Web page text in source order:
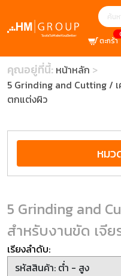
ตะกร้า
คุณอยู่ที่นี้: หน้าหลัก
5 Grinding and Cutting /
ตกแต่งผิว
หม
5 Grinding and
สำหรับงานขัด เจี
เรียงลำดับ: